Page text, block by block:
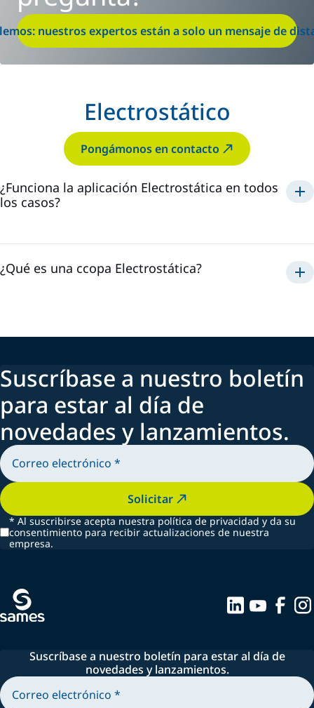
nuestros expertos están a solo un mensaje de
Electrostático
Pongámonos en contacto
¿Funciona la aplicación Electrostática en todos
los casos?
¿Qué es una ccopa Electrostática?
Suscríbase a nuestro boletín
para estar al día de
novedades y lanzamientos.
Solicitar
* Al suscribirse acepta nuestra política de privacidad y da su
consentimiento para recibir actualizaciones de nuestra
empresa.
Suscríbase a nuestro boletín para estar al día de
novedades y lanzamientos.